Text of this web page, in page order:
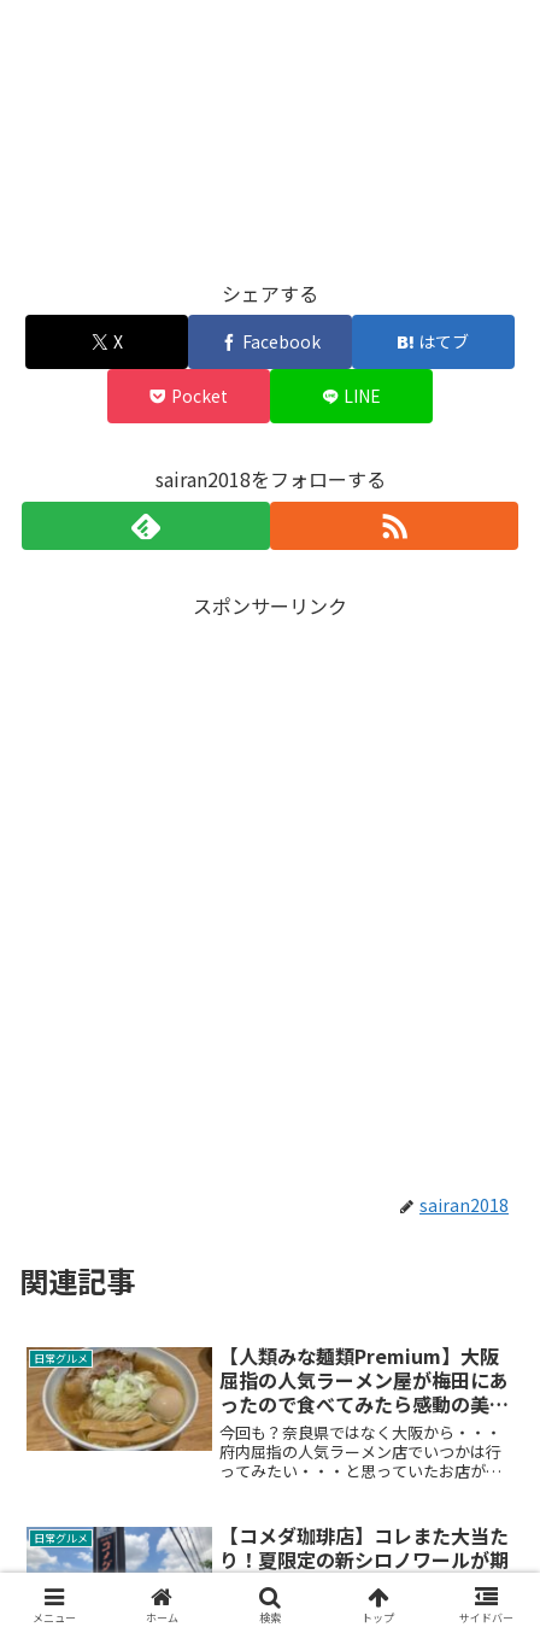
シェアする
X Facebook はてブ
Pocket LINE
sairan2018をフォローする
スポンサーリンク
sairan2018
関連記事
日常グルメ
【人類みな麺類Premium】大阪
屈指の人気ラーメン屋が梅田にあ
ったので食べてみたら感動の美味
さでした
今回も？奈良県ではなく大阪から・・・
府内屈指の人気ラーメン店でいつかは行
ってみたい・・・と思っていたお店が梅
写真もありますのでぜひご覧ください。
日常グルメ
【コメダ珈琲店】コレまた大当た
り！夏限定の新シロノワールが期
待通りの美味しさでした
今回は、人気カフェ「コメダ珈琲店」の
メニュー ホーム 検索 トップ サイドバー